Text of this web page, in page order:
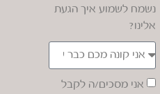
נשמח לשמוע איך הגעת
אלינו?
אני מסכים/ה לקבל